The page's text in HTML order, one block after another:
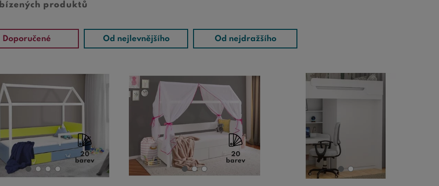
produktů
Doporučené Od nejlevnějšího Od nejdražšího
20
barev
20
barev